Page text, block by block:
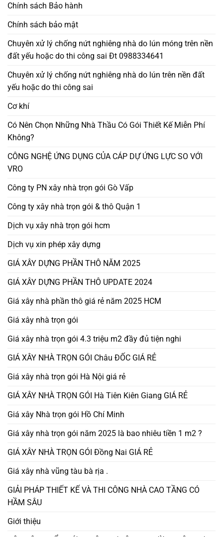
Chính sách Bảo hành
Chính sách bảo mật
Chuyên xử lý chống nứt nghiêng nhà do lún móng trên nền
đất yếu hoặc do thi công sai Đt 0988334641
Chuyên xử lý chống nứt nghiêng nhà do lún trên nền đất
yếu hoặc do thi công sai
Cơ khí
Có Nên Chọn Những Nhà Thầu Có Gói Thiết Kế Miễn Phí
Không?
CÔNG NGHỆ ỨNG DỤNG CỦA CÁP DỰ ỨNG LỰC SO VỚI
VRO
Công ty PN xây nhà trọn gói Gò Vấp
Công ty xây nhà trọn gói & thô Quận 1
Dịch vụ xây nhà trọn gói hcm
Dịch vụ xin phép xây dựng
GIÁ XÂY DỰNG PHẦN THÔ NĂM 2025
GIÁ XÂY DỰNG PHẦN THÔ UPDATE 2024
Giá xây nhà phần thô giá rẻ năm 2025 HCM
Giá xây nhà trọn gói
Giá xây nhà trọn gói 4.3 triệu m2 đầy đủ tiện nghi
GIÁ XÂY NHÀ TRỌN GÓI Châu ĐỐC GIÁ RẺ
Giá xây nhà trọn gói Hà Nội giá rẻ
GIÁ XÂY NHÀ TRỌN GÓI Hà Tiên Kiên Giang GIÁ RẺ
Giá xây Nhà trọn gói Hồ Chí Minh
Giá xây nhà trọn gói năm 2025 là bao nhiêu tiền 1 m2 ?
GIÁ XÂY NHÀ TRỌN GÓI Đồng Nai GIÁ RẺ
Giá xây nhà vũng tàu bà rịa .
GIẢI PHÁP THIẾT KẾ VÀ THI CÔNG NHÀ CAO TẦNG CÓ
HẦM SÂU
Giới thiệu